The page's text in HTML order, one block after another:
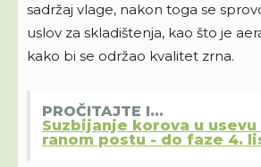
sadržaj vlage, nakon toga se
uslov za skladištenja, kao što je
kako bi se održao kvalitet zrna.
PROČITAJTE I...
Suzbijanje korova u usevu
ranom postu - do faze 4.